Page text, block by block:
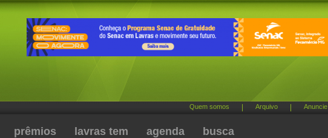
Quem somos Arquivo Anuncie
prêmios lavras tem agenda busca